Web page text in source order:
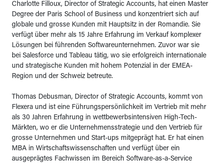
Charlotte Filloux, Director of Strategic Accounts, hat einen Master
Degree der Paris School of Business und konzentriert sich auf
globale und grosse Kunden mit Hauptsitz in der Romandie. Sie
verfügt über mehr als 15 Jahre Erfahrung im Verkauf komplexer
Lösungen bei führenden Softwareunternehmen. Zuvor war sie
bei Salesforce und Tableau tätig, wo sie erfolgreich internationale
und strategische Kunden mit hohem Potenzial in der EMEA-
Region und der Schweiz betreute.
Thomas Debusman, Director of Strategic Accounts, kommt von
Flexera und ist eine Führungspersönlichkeit im Vertrieb mit mehr
als 30 Jahren Erfahrung in wettbewerbsintensiven High-Tech-
Märkten, wo er die Unternehmensstrategie und den Vertrieb für
grosse Unternehmen und Start-ups mitgeprägt hat. Er hat einen
MBA in Wirtschaftswissenschaften und verfügt über ein
ausgeprägtes Fachwissen im Bereich Software-as-a-Service